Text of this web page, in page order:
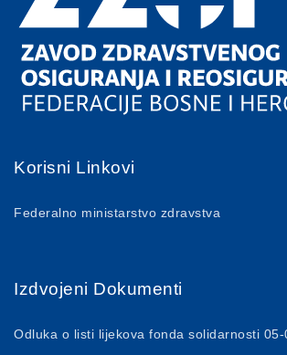
Korisni Linkovi
Federalno ministarstvo zdravstva
Izdvojeni Dokumenti
Odluka o listi lijekova fonda solidarnosti 05-